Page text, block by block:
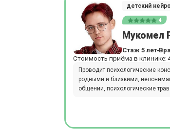
детский
4
Мукомел
Стаж 5 лет
Стоимость приёма в клинике:
Проводит психологические
родными и близкими,
общении, психологические